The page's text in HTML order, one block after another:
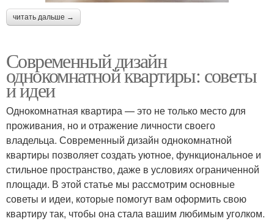
читать дальше →
Современный дизайн
однокомнатной квартиры: советы
и идеи
Однокомнатная квартира — это не только место для
проживания, но и отражение личности своего
владельца. Современный дизайн однокомнатной
квартиры позволяет создать уютное, функциональное и
стильное пространство, даже в условиях ограниченной
площади. В этой статье мы рассмотрим основные
советы и идеи, которые помогут вам оформить свою
квартиру так, чтобы она стала вашим любимым уголком.